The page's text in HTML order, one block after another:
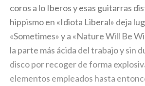
coros a lo Iberos y esas guitarras
hippismo en «Idiota Liberal» deja
«Sometimes» y a «Nature Will Be
la parte más ácida del trabajo y sin
disco por recoger de forma
elementos empleados hasta